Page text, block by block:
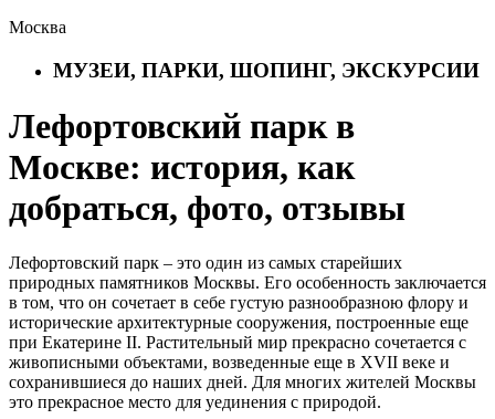
Москва
МУЗЕИ, ПАРКИ, ШОПИНГ, ЭКСКУРСИИ
Лефортовский парк в
Москве: история, как
добраться, фото, отзывы
Лефортовский парк – это один из самых старейших
природных памятников Москвы. Его особенность заключается
в том, что он сочетает в себе густую разнообразною флору и
исторические архитектурные сооружения, построенные еще
при Екатерине II. Растительный мир прекрасно сочетается с
живописными объектами, возведенные еще в XVII веке и
сохранившиеся до наших дней. Для многих жителей Москвы
это прекрасное место для уединения с природой.